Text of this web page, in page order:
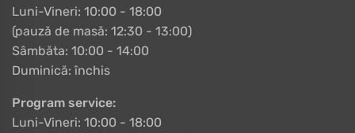
Luni-Vineri: 10:00 - 18:00
(pauză de masă: 12:30 - 13:00)
Sâmbăta: 10:00 - 14:00
Duminică: închis
Program service:
Luni-Vineri: 10:00 - 18:00